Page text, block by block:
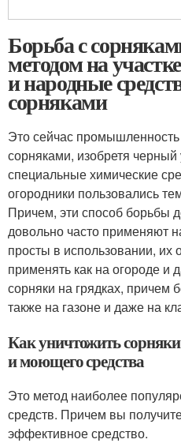
Борьба с
методом на
и народные
сорняками
Это сейчас
сорняками, изобретя
специальные химические
огородники пользовались
Причем, эти способ борьбы
довольно часто применяют
просты в использовании, их
применять как на огороде и
сорняки на грядках, причем
также на газоне и даже на
Как уничтожить
и моющего средства
Это метод наиболее
средств. Причем вы
эффективное средство.